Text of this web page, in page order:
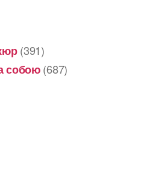
(391)
собою(687)